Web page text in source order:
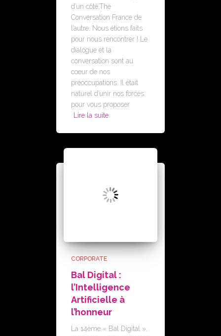
d’un côté,The
Conversation France de
l’autre. Nous étions faits
pour nous rencontrer ! Le
dialogue et la
conversation sont au
coeur de nos
préoccupations. Il était
naturel d’unir nos forces
pour vous proposer
Lire la suite
CORPORATE
Bal Digital :
l’Intelligence
Artificielle à
l’honneur
La 14ème « Bal Digital »,